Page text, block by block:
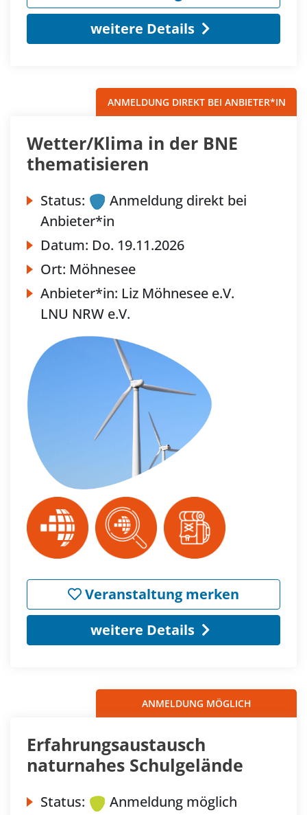
weitere Details
ANMELDUNG DIREKT BEI ANBIETER*IN
Wetter/Klima in der BNE
thematisieren
Status:
Anmeldung direkt bei
Anbieter*in
Datum: Do. 19.11.2026
Ort: Möhnesee
Anbieter*in: Liz Möhnesee e.V.
LNU NRW e.V.
Veranstaltung merken
weitere Details
ANMELDUNG MÖGLICH
Erfahrungsaustausch
naturnahes Schulgelände
Status:
Anmeldung möglich